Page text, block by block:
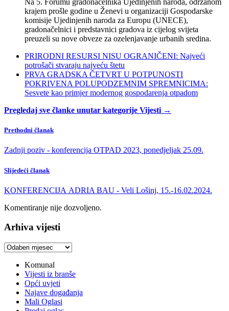
Na 5. Forumu gradonačelnika Ujedinjenih naroda, održanom
krajem prošle godine u Ženevi u organizaciji Gospodarske
komisije Ujedinjenih naroda za Europu (UNECE),
gradonačelnici i predstavnici gradova iz cijelog svijeta
preuzeli su nove obveze za ozelenjavanje urbanih sredina.
PRIRODNI RESURSI NISU OGRANIČENI: Najveći
potrošači stvaraju najveću štetu
PRVA GRADSKA ČETVRT U POTPUNOSTI
POKRIVENA POLUPODZEMNIM SPREMNICIMA:
Sesvete kao primjer modernog gospodarenja otpadom
Pregledaj sve članke unutar kategorije Vijesti →
Prethodni članak
Zadnji poziv - konferencija OTPAD 2023, ponedjeljak 25.09.
Slijedeći članak
KONFERENCIJA ADRIA BAU - Veli Lošinj, 15.-16.02.2024.
Komentiranje nije dozvoljeno.
Arhiva vijesti
Arhiva
Komunal
Vijesti iz branše
Opći uvjeti
Najave događanja
Mali Oglasi